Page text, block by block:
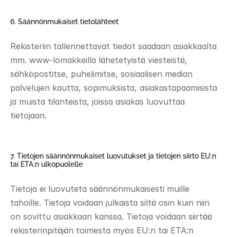
6. Säännönmukaiset tietolähteet
Rekisteriin tallennettavat tiedot saadaan asiakkaalta
mm. www-lomakkeilla lähetetyistä viesteistä,
sähköpostitse, puhelimitse, sosiaalisen median
palvelujen kautta, sopimuksista, asiakastapaamisista
ja muista tilanteista, joissa asiakas luovuttaa
tietojaan.
7. Tietojen säännönmukaiset luovutukset ja tietojen siirto EU:n
tai ETA:n ulkopuolelle
Tietoja ei luovuteta säännönmukaisesti muille
tahoille. Tietoja voidaan julkaista siltä osin kuin niin
on sovittu asiakkaan kanssa. Tietoja voidaan siirtää
rekisterinpitäjän toimesta myös EU:n tai ETA:n